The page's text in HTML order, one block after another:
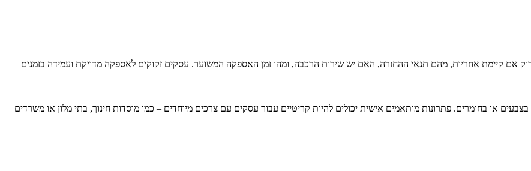
אם קיימת אחריות, מהם תנאי ההחזרה, האם יש שירות הרכבה, ומהו זמן האספקה המשוער. עסקים זקוקים לאספקה מדויקת ועמידה בזמנים –
או בחומרים. פתרונות מותאמים אישית יכולים להיות קריטיים עבור עסקים עם צרכים מיוחדים – כמו מוסדות חינוך, בתי מלון או משרדים